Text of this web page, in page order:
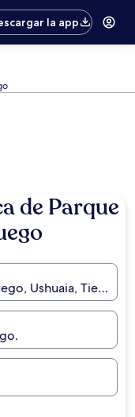
la app
de Parque
Ushuaia, Tierra